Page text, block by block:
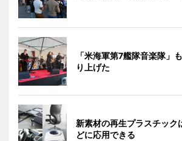
「米海軍第7艦隊音楽隊」
り上げた
新素材の再生プラスチック
どに応用できる